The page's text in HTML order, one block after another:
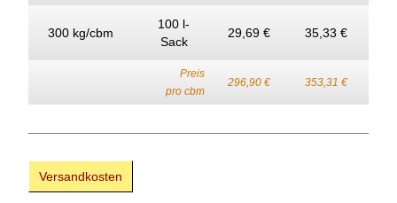
300 kg/cbm
100 l-
Sack
29,69 € 35,33 €
Preis
pro cbm
296,90 € 353,31 €
Versandkosten